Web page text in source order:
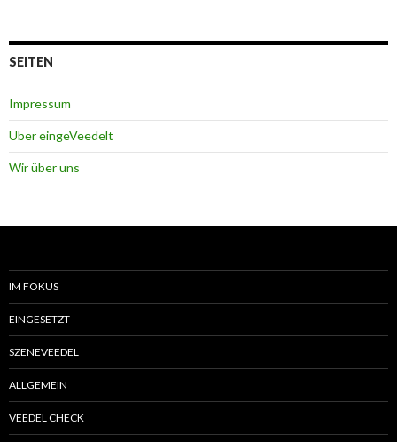
SEITEN
Impressum
Über eingeVeedelt
Wir über uns
IM FOKUS
EINGESETZT
SZENEVEEDEL
ALLGEMEIN
VEEDEL CHECK